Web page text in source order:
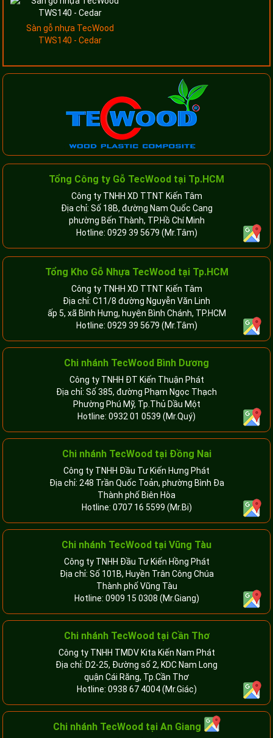
Sàn gỗ nhựa TecWood
TWS140 - Cedar
Tổng Công ty Gỗ TecWood tại Tp.HCM
Công ty TNHH XD TTNT Kiến Tâm
Địa chỉ: Số 18B, đường Nam Quốc Cang
phường Bến Thành, TP.Hồ Chí Minh
Hotline: 0929 39 5679 (Mr.Tâm)
Tổng Kho Gỗ Nhựa TecWood tại Tp.HCM
Công ty TNHH XD TTNT Kiến Tâm
Địa chỉ: C11/8 đường Nguyễn Văn Linh
ấp 5, xã Bình Hưng, huyện Bình Chánh, TP.HCM
Hotline: 0929 39 5679 (Mr.Tâm)
Chi nhánh TecWood Bình Dương
Công ty TNHH ĐT Kiến Thuận Phát
Địa chỉ: Số 385, đường Phạm Ngọc Thạch
Phường Phú Mỹ, Tp.Thủ Dầu Một
Hotline: 0932 01 0539 (Mr.Quý)
Chi nhánh TecWood tại Đồng Nai
Công ty TNHH Đầu Tư Kiến Hưng Phát
Địa chỉ: 248 Trần Quốc Toản, phường Bình Đa
Thành phố Biên Hòa
Hotline: 0707 16 5599 (Mr.Bi)
Chi nhánh TecWood tại Vũng Tàu
Công ty TNHH Đầu Tư Kiến Hồng Phát
Địa chỉ: Số 101B, Huyền Trân Công Chúa
Thành phố Vũng Tàu
Hotline: 0909 15 0308 (Mr.Giang)
Chi nhánh TecWood tại Cần Thơ
Công ty TNHH TMDV Kita Kiến Nam Phát
Địa chỉ: D2-25, Đường số 2, KDC Nam Long
quận Cái Răng, Tp.Cần Thơ
Hotline: 0938 67 4004(Mr.Giác)
Chi nhánh TecWood tại An Giang